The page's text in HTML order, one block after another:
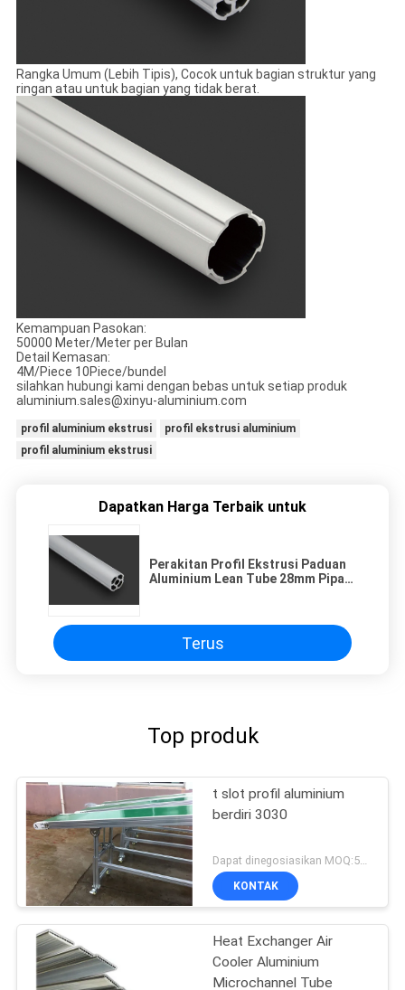
Rangka Umum (Lebih Tipis), Cocok untuk bagian struktur yang
ringan atau untuk bagian yang tidak berat.
Kemampuan Pasokan:
50000 Meter/Meter per Bulan
Detail Kemasan:
4M/Piece 10Piece/bundel
silahkan hubungi kami dengan bebas untuk setiap produk
aluminium.sales@xinyu-aluminium.com
profil aluminium ekstrusi
profil ekstrusi aluminium
profil aluminium ekstrusi
Dapatkan Harga Terbaik untuk
Perakitan Profil Ekstrusi Paduan
Aluminium Lean Tube 28mm Pipa
Terus
Top produk
t slot profil aluminium
berdiri 3030
KONTAK
Heat Exchanger Air
Cooler Aluminium
Microchannel Tube